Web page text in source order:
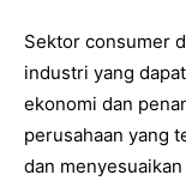
Sektor consumer
industri yang
ekonomi dan
perusahaan yang
dan